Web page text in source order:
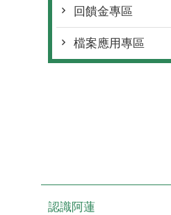
回饋金專區
檔案應用專區
認識阿蓮